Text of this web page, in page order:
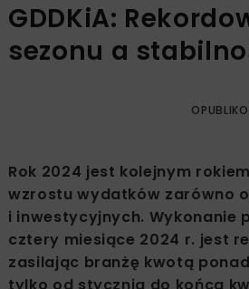
GDDKiA:
sezonu a
Rok 2024 jest kolejnym
wzrostu wydatków zarówno
i inwestycyjnych. Wykonanie
cztery miesiące 2024 r. jest
zasilając branżę kwotą ponad